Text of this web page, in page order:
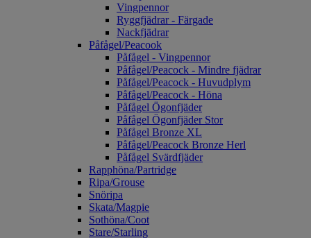
Vingpennor
Ryggfjädrar - Färgade
Nackfjädrar
Påfågel/Peacook
Påfågel - Vingpennor
Påfågel/Peacock - Mindre fjädrar
Påfågel/Peacock - Huvudplym
Påfågel/Peacock - Höna
Påfågel Ögonfjäder
Påfågel Ögonfjäder Stor
Påfågel Bronze XL
Påfågel/Peacock Bronze Herl
Påfågel Svärdfjäder
Rapphöna/Partridge
Ripa/Grouse
Snöripa
Skata/Magpie
Sothöna/Coot
Stare/Starling